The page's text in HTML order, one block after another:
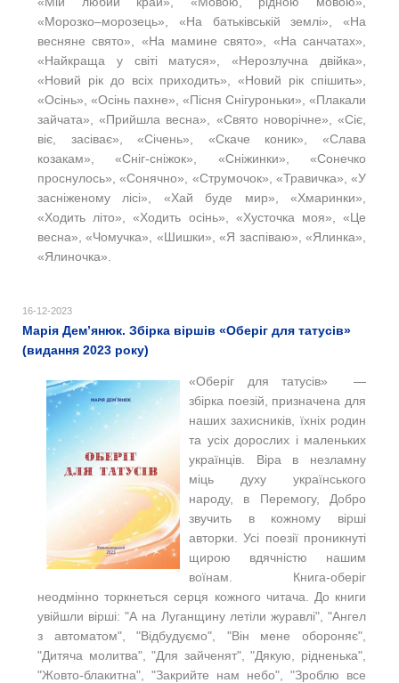
«Морозко–морозець», «На батьківській землі», «На
весняне свято», «На мамине свято», «На санчатах»,
«Найкраща у світі матуся», «Нерозлучна двійка»,
«Новий рік до всіх приходить», «Новий рік спішить»,
«Осінь», «Осінь пахне», «Пісня Снігуроньки», «Плакали
зайчата», «Прийшла весна», «Свято новорічне», «Сіє,
віє, засіває», «Січень», «Скаче коник», «Слава
козакам», «Сніг-сніжок», «Сніжинки», «Сонечко
проснулось», «Сонячно», «Струмочок», «Травичка», «У
засніженому лісі», «Хай буде мир», «Хмаринки»,
«Ходить літо», «Ходить осінь», «Хусточка моя», «Це
весна», «Чомучка», «Шишки», «Я заспіваю», «Ялинка»,
«Ялиночка».
16-12-2023
Марія Дем’янюк. Збірка віршів «Оберіг для татусів»
(видання 2023 року)
«Оберіг для татусів» —
збірка поезій, призначена для
наших захисників, їхніх родин
та усіх дорослих і маленьких
українців. Віра в незламну
міць духу українського
народу, в Перемогу, Добро
звучить в кожному вірші
авторки. Усі поезії проникнуті
щирою вдячністю нашим
воїнам. Книга-оберіг
неодмінно торкнеться серця кожного читача. До книги
увійшли вірші: "А на Луганщину летіли журавлі", "Ангел
з автоматом", "Відбудуємо", "Він мене обороняє",
"Дитяча молитва", "Для зайченят", "Дякую, рідненька",
"Жовто-блакитна", "Закрийте нам небо", "Зроблю все